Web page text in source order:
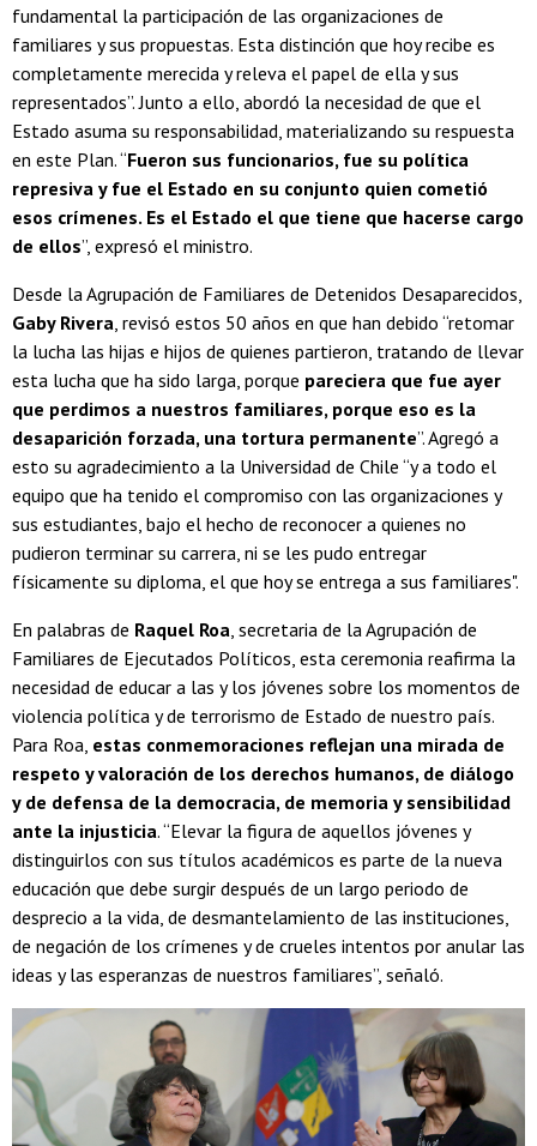
fundamental la participación de las organizaciones de
familiares y sus propuestas. Esta distinción que hoy recibe es
completamente merecida y releva el papel de ella y sus
representados”. Junto a ello, abordó la necesidad de que el
Estado asuma su responsabilidad, materializando su respuesta
en este Plan. “Fueron sus funcionarios, fue su política
represiva y fue el Estado en su conjunto quien cometió
esos crímenes. Es el Estado el que tiene que hacerse cargo
de ellos”, expresó el ministro.
Desde la Agrupación de Familiares de Detenidos Desaparecidos,
Gaby Rivera , revisó estos 50 años en que han debido “retomar
la lucha las hijas e hijos de quienes partieron, tratando de llevar
esta lucha que ha sido larga, porque pareciera que fue ayer
que perdimos a nuestros familiares, porque eso es la
desaparición forzada, una tortura permanente”. Agregó a
esto su agradecimiento a la Universidad de Chile “y a todo el
equipo que ha tenido el compromiso con las organizaciones y
sus estudiantes, bajo el hecho de reconocer a quienes no
pudieron terminar su carrera, ni se les pudo entregar
físicamente su diploma, el que hoy se entrega a sus familiares".
En palabras de Raquel Roa , secretaria de la Agrupación de
Familiares de Ejecutados Políticos, esta ceremonia reafirma la
necesidad de educar a las y los jóvenes sobre los momentos de
violencia política y de terrorismo de Estado de nuestro país.
Para Roa, estas conmemoraciones reflejan una mirada de
respeto y valoración de los derechos humanos, de diálogo
y de defensa de la democracia, de memoria y sensibilidad
ante la injusticia. “Elevar la figura de aquellos jóvenes y
distinguirlos con sus títulos académicos es parte de la nueva
educación que debe surgir después de un largo periodo de
desprecio a la vida, de desmantelamiento de las instituciones,
de negación de los crímenes y de crueles intentos por anular las
ideas y las esperanzas de nuestros familiares”, señaló.